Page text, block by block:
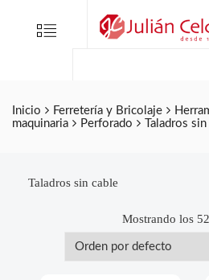
Menu
Inicio Ferretería y Bricolaje
maquinaria
Perforado Taladros
Taladros sin cable
Mostrando los
Folletos
Contacto